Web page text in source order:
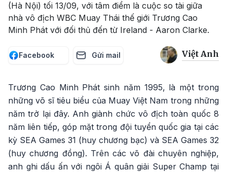
(Hà Nội) tối 13/09, với tâm điểm là cuộc so tài giữa
nhà vô địch WBC Muay Thái thế giới Trương Cao
Minh Phát với đối thủ đến từ Ireland - Aaron Clarke.
Facebook Gửi mail Việt Anh
Trương Cao Minh Phát sinh năm 1995, là một trong
những võ sĩ tiêu biểu của Muay Việt Nam trong những
năm trở lại đây. Anh giành chức vô địch toàn quốc 8
năm liên tiếp, góp mặt trong đội tuyển quốc gia tại các
kỳ SEA Games 31 (huy chương bạc) và SEA Games 32
(huy chương đồng). Trên các võ đài chuyên nghiệp,
anh ghi dấu ấn với ngôi Á quân giải Super Champ tại